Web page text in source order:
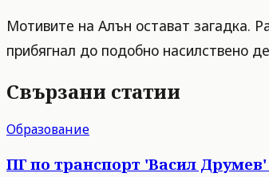
Мотивите на Алън остават загадка.
прибягнал до подобно насилствено
Свързани статии
Образование
ПГ по транспорт 'Васил